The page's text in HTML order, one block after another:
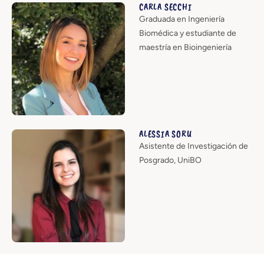
CARLA SECCHI
Graduada en Ingeniería
Biomédica y estudiante de
maestría en Bioingeniería
ALESSIA SORU
Asistente de Investigación de
Posgrado, UniBO